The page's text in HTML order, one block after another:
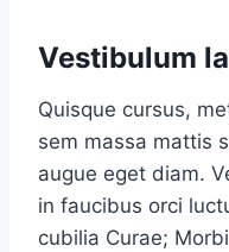
Vestibulum
Quisque cursus,
sem massa mattis
augue eget diam.
in faucibus orci
cubilia Curae;